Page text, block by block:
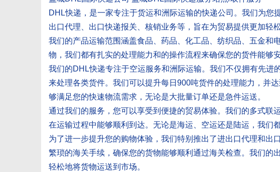
DHL快递，是一家专注于货运和洲际运输的快递公司。我们为您
出口代理、出口快递报关、核销业务等，旨在为贸易提供更加轻
我们的产品运输范围涵盖食品、药品、化工品、纺织品、五金和
物，我们都有扎实的处理能力和的操作流程来确保您的货件能够
我们的DHL快递专注于空运服务和洲际运输。我们不仅拥有先进
来处理各类货件。我们可以提升每日900吨货件的处理能力，并
够满足您的快速物流需求，无论是大批量订单还是急件运送。
通过我们的服务，您可以享受到便捷的贸易体验。我们的多式联
在运输过程中能够顺利到达。无论是海运、空运还是陆运，我们
为了进一步提升您的购物体验，我们特别推出了进出口代理和出
繁琐的海关手续，确保您的货物能够顺利通过海关检查。我们的
轻松地将货物运送到市场。